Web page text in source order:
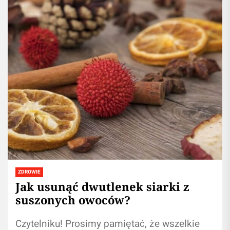
ZDROWIE
Jak usunąć dwutlenek siarki z
suszonych owoców?
Czytelniku! Prosimy pamiętać, że wszelkie